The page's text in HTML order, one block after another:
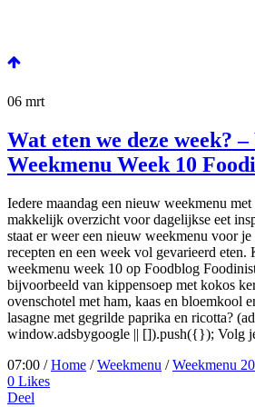
06 mrt
Wat eten we deze week?
Weekmenu Week 10
Iedere maandag een nieuw weekmenu met
makkelijk overzicht voor dagelijkse eet
staat er weer een nieuw weekmenu voor
recepten en een week vol gevarieerd
weekmenu week 10 op Foodblog
bijvoorbeeld van kippensoep met kokos
ovenschotel met ham, kaas en bloemkool
lasagne met gegrilde paprika en ricotta?
window.adsbygoogle || []).push({}); Volg
07:00 /Home /Weekmenu /Weekmenu
0 Likes
Deel